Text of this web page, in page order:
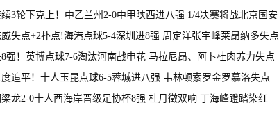
续3轮下克上！中乙兰州2-0中甲陕西进八强 1/4决赛将战北京国安
威失点+2扑点!海港点球5-4深圳进8强 周定洋张宇峰莱昂纳多失点
8强！英博点球7-6淘汰河南战申花 马拉尼昂、阿卜杜肉苏力失点
度追平！十人玉昆点球6-5蓉城进八强 韦林顿索罗金罗慕洛失点
梁龙2-0十人西海岸晋级足协杯8强 杜月徵双响 丁海峰蹬踏染红